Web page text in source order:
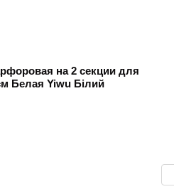
на 2 секции для
Белая Yiwu Білий